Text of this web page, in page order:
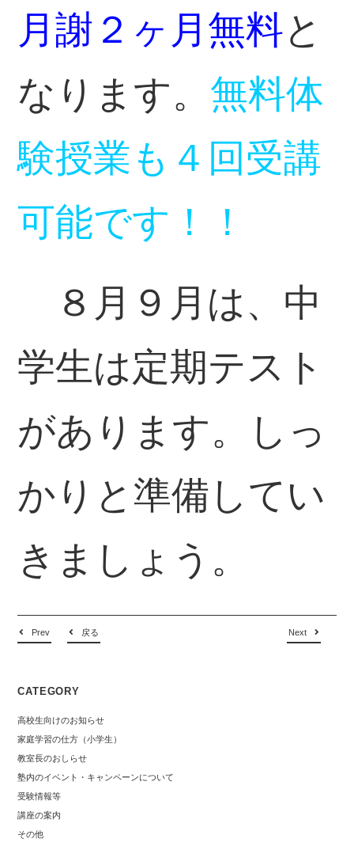
月謝２ヶ月無料と
なります。 無料体
験授業も４回受講
可能です！！
８月９月は、中
学生は定期テスト
があります。しっ
かりと準備してい
きましょう。
Prev 戻る Next
CATEGORY
高校生向けのお知らせ
家庭学習の仕方（小学生）
教室長のおしらせ
塾内のイベント・キャンペーンについて
受験情報等
講座の案内
その他